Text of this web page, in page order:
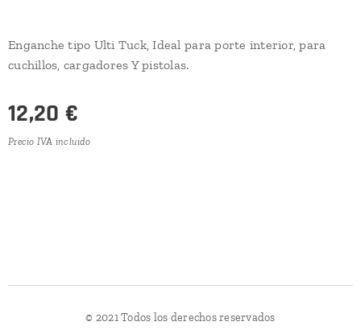
Enganche tipo Ulti Tuck, Ideal para porte interior, para
cuchillos, cargadores Y pistolas.
12,20 €
Precio IVA incluido
© 2021 Todos los derechos reservados